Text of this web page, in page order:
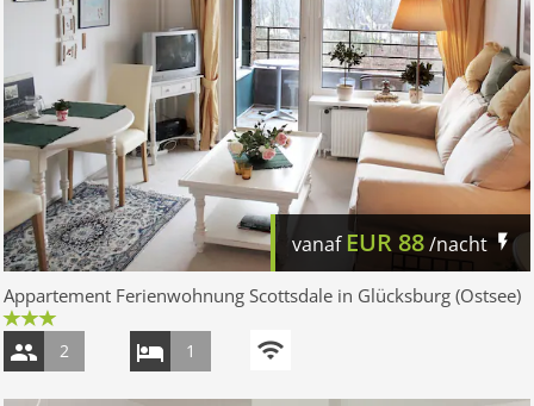
vanaf EUR88/nacht
Appartement Ferienwohnung Scottsdale in Glücksburg (Ostsee)
2 1